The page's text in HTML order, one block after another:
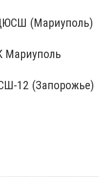
(Мариуполь)
Мариуполь
12 (Запорожье)